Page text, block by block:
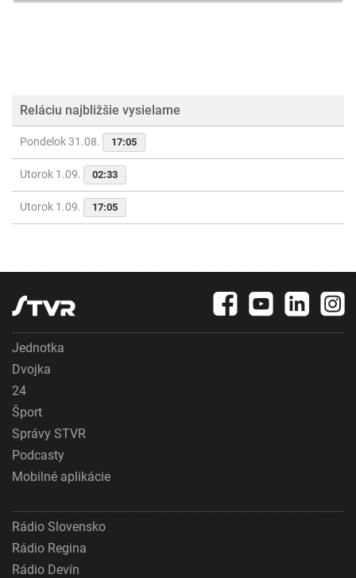
Reláciu najbližšie vysielame
Pondelok 31.08. 17:05
Utorok 1.09. 02:33
Utorok 1.09. 17:05
Jednotka
Dvojka
24
Šport
Správy STVR
Podcasty
Mobilné aplikácie
Rádio Slovensko
Rádio Regina
Rádio Devín